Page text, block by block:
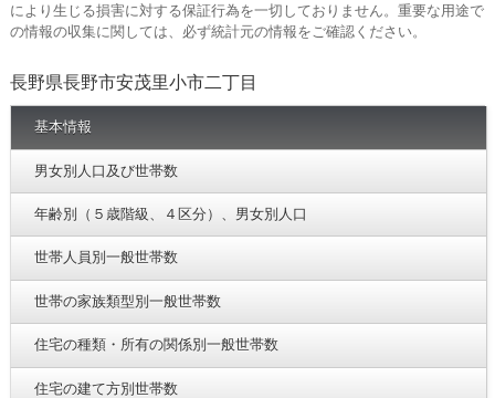
により生じる損害に対する保証行為を一切しておりません。重要な用途で
の情報の収集に関しては、必ず統計元の情報をご確認ください。
長野県長野市安茂里小市二丁目
基本情報
男女別人口及び世帯数
年齢別（５歳階級、４区分）、男女別人口
世帯人員別一般世帯数
世帯の家族類型別一般世帯数
住宅の種類・所有の関係別一般世帯数
住宅の建て方別世帯数